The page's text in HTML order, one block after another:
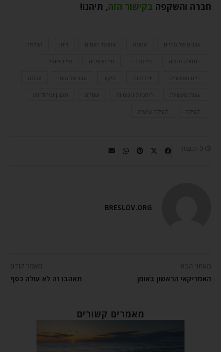
חברה והשקפה בקישור הזה, תיהנו!
אבנים של החיים אמונה אמונת חכמים הצלחה
התחלה חדשה חיי חברה חיי משפחה חיי נישואין
חיים מאושרים יצירתיות מיקוד עבד של הזמן עבודה
עצות מעשיות רוחניות וגשמיות שמחה תכנון וניהול זמן
תפילה תפילה אישית
0 תגובות
BRESLOV.ORG
מאמר הבא
האמריקאי הראשון באומן
מאמר קודם
תאהבו זה לא עולה כסף
מאמרים קשורים